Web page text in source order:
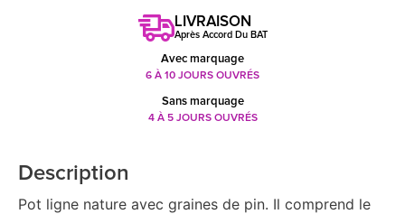
LIVRAISON
Après Accord Du BAT
Avec marquage
6 À 10 JOURS OUVRÉS
Sans marquage
4 À 5 JOURS OUVRÉS
Description
Pot ligne nature avec graines de pin. Il comprend le